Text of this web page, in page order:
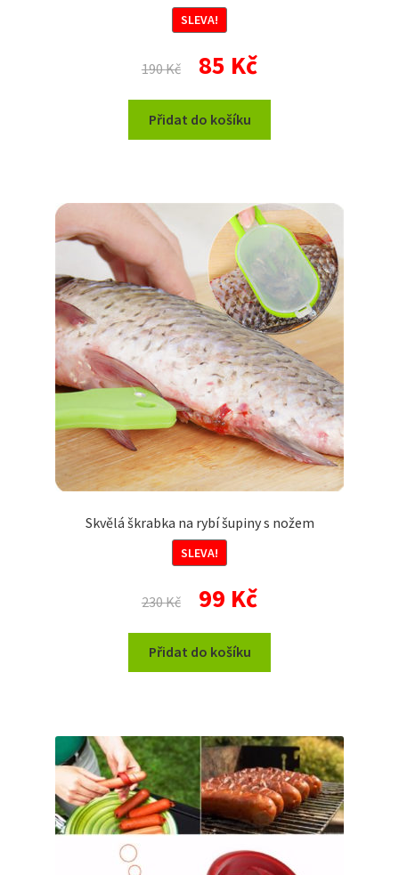
SLEVA!
190Kč
Původní
cena
byla:
190 Kč.
85 KčAktuální
cena
je:
Přidat do košíku
Skvělá škrabka na rybí šupiny s nožem
SLEVA!
230Kč
Původní
cena
byla:
230 Kč.
99 KčAktuální
cena
je:
Přidat do košíku